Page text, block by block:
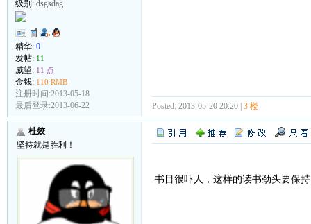
级别: dsgsdag
精华: 0
发帖: 11
威望: 11 点
金钱: 110 RMB
注册时间:2013-05-18
最后登录:2013-06-22
Posted: 2013-05-20 20:20 | 3 楼
杜姣
坚持就是胜利！
书目很吓人，这样的读书劲头要保